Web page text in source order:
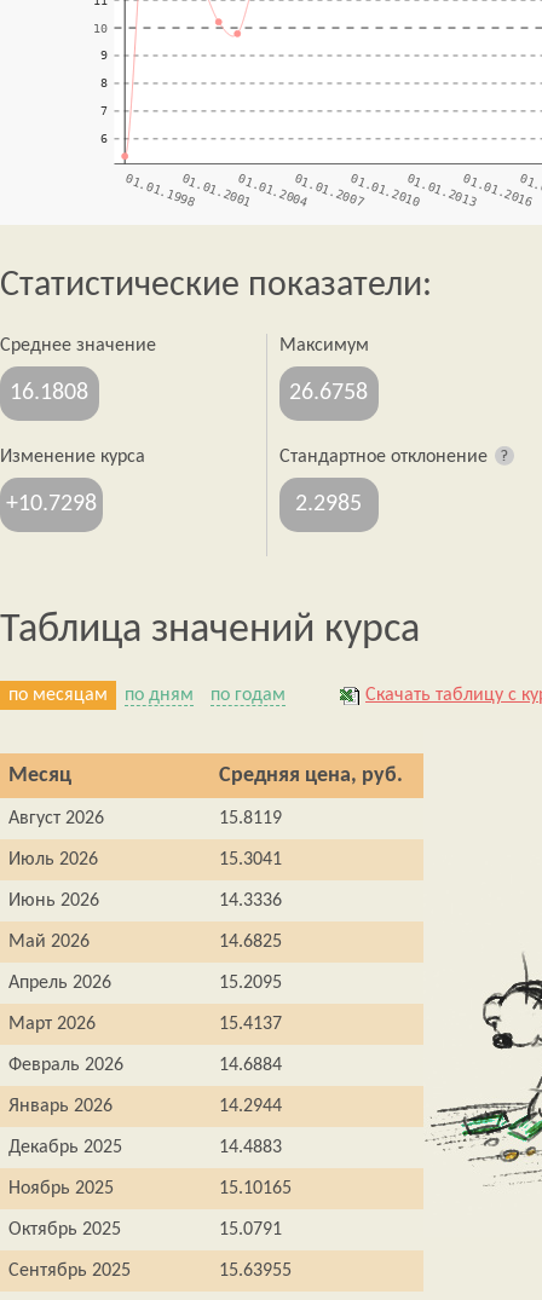
Статистические показатели:
Среднее значение
16.1808
Максимум
26.6758
Изменение курса
+10.7298
Стандартное отклонение
2.2985
Таблица значений курса
по месяцам по дням по годам Скачать таблицу с
Месяц Средняя цена, руб.
Август 2026 15.8119
Июль 2026 15.3041
Июнь 2026 14.3336
Май 2026 14.6825
Апрель 2026 15.2095
Март 2026 15.4137
Февраль 2026 14.6884
Январь 2026 14.2944
Декабрь 2025 14.4883
Ноябрь 2025 15.10165
Октябрь 2025 15.0791
Сентябрь 2025 15.63955